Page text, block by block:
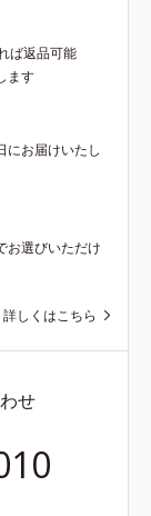
ば返品可能
ます
にお届けいたし
お選びいただけ
詳しくはこちら
せ